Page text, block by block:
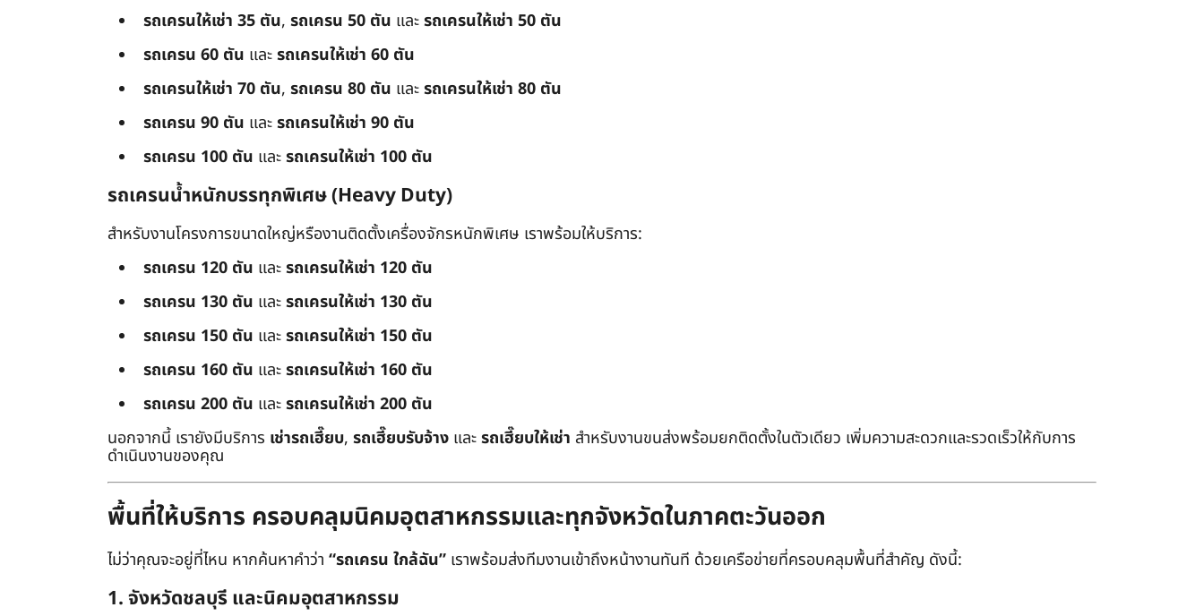
รถเครนให้เช่า 35 ตัน, รถเครน 50 ตัน และรถเครนให้เช่า 50 ตัน
รถเครน 60 ตัน และรถเครนให้เช่า 60 ตัน
รถเครนให้เช่า 70 ตัน, รถเครน 80 ตัน และรถเครนให้เช่า 80 ตัน
รถเครน 90 ตัน และรถเครนให้เช่า 90 ตัน
รถเครน 100 ตัน และรถเครนให้เช่า 100 ตัน
รถเครนน้ำหนักบรรทุกพิเศษ (Heavy Duty)
สำหรับงานโครงการขนาดใหญ่หรืองานติดตั้งเครื่องจักรหนักพิเศษ เราพร้อมให้บริการ:
รถเครน 120 ตัน และรถเครนให้เช่า 120 ตัน
รถเครน 130 ตัน และรถเครนให้เช่า 130 ตัน
รถเครน 150 ตัน และรถเครนให้เช่า 150 ตัน
รถเครน 160 ตัน และรถเครนให้เช่า 160 ตัน
รถเครน 200 ตัน และรถเครนให้เช่า 200 ตัน
นอกจากนี้ เรายังมีบริการ เช่ารถเฮี๊ยบ, รถเฮี๊ยบรับจ้าง และรถเฮี๊ยบให้เช่า สำหรับงานขนส่งพร้อมยกติดตั้งในตัวเดียว เพิ่มความสะดวกและรวดเร็วให้กับการ
ดำเนินงานของคุณ
พื้นที่ให้บริการ ครอบคลุมนิคมอุตสาหกรรมและทุกจังหวัดในภาคตะวันออก
ไม่ว่าคุณจะอยู่ที่ไหน หากค้นหาคำว่า “รถเครน ใกล้ฉัน” เราพร้อมส่งทีมงานเข้าถึงหน้างานทันที ด้วยเครือข่ายที่ครอบคลุมพื้นที่สำคัญ ดังนี้:
1. จังหวัดชลบุรี และนิคมอุตสาหกรรม